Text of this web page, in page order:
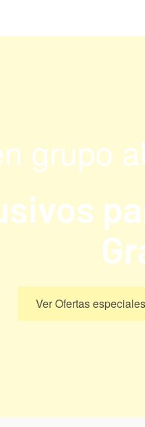
grupo
Ver Ofertas